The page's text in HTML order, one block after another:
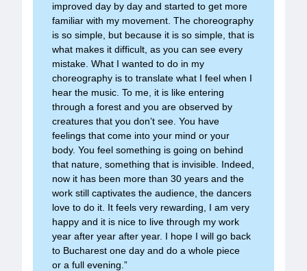
improved day by day and started to get more
familiar with my movement. The choreography
is so simple, but because it is so simple, that is
what makes it difficult, as you can see every
mistake. What I wanted to do in my
choreography is to translate what I feel when I
hear the music. To me, it is like entering
through a forest and you are observed by
creatures that you don’t see. You have
feelings that come into your mind or your
body. You feel something is going on behind
that nature, something that is invisible. Indeed,
now it has been more than 30 years and the
work still captivates the audience, the dancers
love to do it. It feels very rewarding, I am very
happy and it is nice to live through my work
year after year after year. I hope I will go back
to Bucharest one day and do a whole piece
or a full evening.”